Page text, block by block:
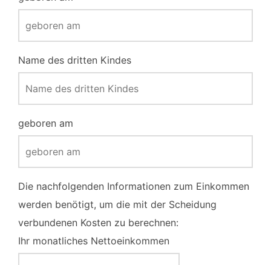
Name des dritten Kindes
geboren am
Die nachfolgenden Informationen zum Einkommen
werden benötigt, um die mit der Scheidung
verbundenen Kosten zu berechnen:
Ihr monatliches Nettoeinkommen